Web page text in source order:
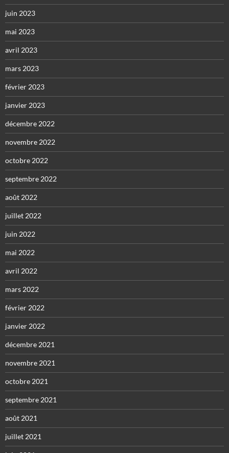
juin 2023
mai 2023
avril 2023
mars 2023
février 2023
janvier 2023
décembre 2022
novembre 2022
octobre 2022
septembre 2022
août 2022
juillet 2022
juin 2022
mai 2022
avril 2022
mars 2022
février 2022
janvier 2022
décembre 2021
novembre 2021
octobre 2021
septembre 2021
août 2021
juillet 2021